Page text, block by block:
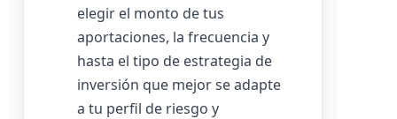
elegir el monto de tus
aportaciones, la frecuencia y
hasta el tipo de estrategia de
inversión que mejor se adapte
a tu perfil de riesgo y